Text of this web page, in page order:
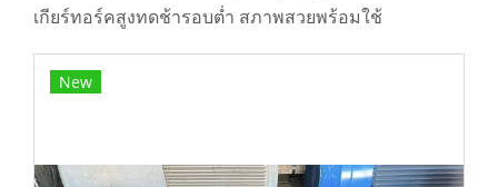
เกียร์ทอร์คสูงทดช้ารอบต่ำ สภาพสวยพร้อมใช้
New